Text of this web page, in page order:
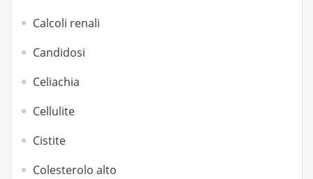
Calcoli renali
Candidosi
Celiachia
Cellulite
Cistite
Colesterolo alto